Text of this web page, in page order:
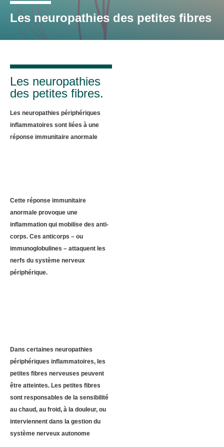
Les neuropathies des petites fibres
Les neuropathies
des petites fibres.
Les neuropathies périphériques
inflammatoires sont liées à une
réponse immunitaire anormale
Cette réponse immunitaire
anormale provoque une
inflammation qui mobilise des anti-
corps. Ces anticorps – ou
immunoglobulines – attaquent les
nerfs du système nerveux
périphérique.
Dans certaines neuropathies
périphériques inflammatoires, les
petites fibres nerveuses peuvent
être atteintes. Les petites fibres
sont responsables de la sensibilité
au chaud, au froid, à la douleur, ou
interviennent dans la gestion du
système nerveux autonome